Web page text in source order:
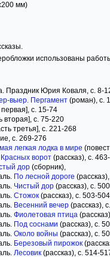
мм)
использованы
Праздник Юрия Коваля, c. 8-
выер. Пергамент (роман), c.
первая], c. 15-74
вторая], с. 75-220
третья], с. 221-268
с. 269-276
легкая лодка в мире
ворот (рассказ), c.
дор (сборник),
По лесной дороге
Чистый дор (рассказ), с.
Стожок (рассказ), с. 503-504
Весенний вечер (рассказ),
Фиолетовая птица
Под соснами (рассказ), с.
Около войны (рассказ), с.
Березовый пирожок
Лесовик (рассказ), с. 514-